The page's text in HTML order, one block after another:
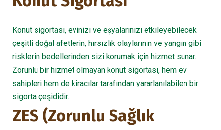
Konut sigortası, evinizi ve eşyalarınızı etkileyebilecek
çeşitli doğal afetlerin, hırsızlık olaylarının ve yangın gibi
risklerin bedellerinden sizi korumak için hizmet sunar.
Zorunlu bir hizmet olmayan konut sigortası, hem ev
sahipleri hem de kiracılar tarafından yararlanılabilen bir
sigorta çeşididir.
ZES (Zorunlu Sağlık